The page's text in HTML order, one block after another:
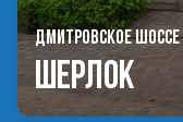
ДМИТРОВСКОЕ ШОССЕ
Шерлок